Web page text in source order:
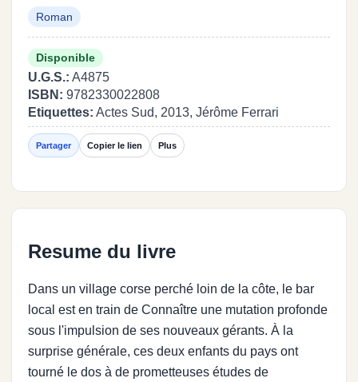
Roman
Disponible
U.G.S.: A4875
ISBN: 9782330022808
Etiquettes: Actes Sud, 2013, Jérôme Ferrari
Partager Copier le lien Plus
Resume du livre
Dans un village corse perché loin de la côte, le bar
local est en train de Connaître une mutation profonde
sous l'impulsion de ses nouveaux gérants. À la
surprise générale, ces deux enfants du pays ont
tourné le dos à de prometteuses études de